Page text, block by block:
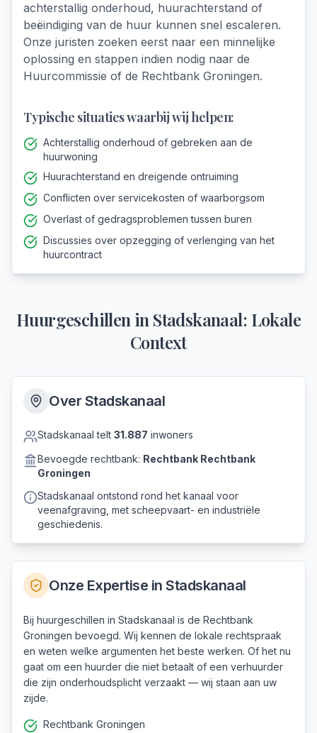
achterstallig onderhoud, huurachterstand of
beëindiging van de huur kunnen snel escaleren.
Onze juristen zoeken eerst naar een minnelijke
oplossing en stappen indien nodig naar de
Huurcommissie of de Rechtbank Groningen.
Typische situaties waarbij wij helpen:
Achterstallig onderhoud of gebreken aan de
huurwoning
Huurachterstand en dreigende ontruiming
Conflicten over servicekosten of waarborgsom
Overlast of gedragsproblemen tussen buren
Discussies over opzegging of verlenging van het
huurcontract
Huurgeschillen in Stadskanaal: Lokale
Context
Over Stadskanaal
Stadskanaal telt 31.887 inwoners
Bevoegde rechtbank: Rechtbank Rechtbank
Groningen
Stadskanaal ontstond rond het kanaal voor
veenafgraving, met scheepvaart- en industriële
geschiedenis.
Onze Expertise in Stadskanaal
Bij huurgeschillen in Stadskanaal is de Rechtbank
Groningen bevoegd. Wij kennen de lokale rechtspraak
en weten welke argumenten het beste werken. Of het nu
gaat om een huurder die niet betaalt of een verhuurder
die zijn onderhoudsplicht verzaakt — wij staan aan uw
zijde.
Rechtbank Groningen